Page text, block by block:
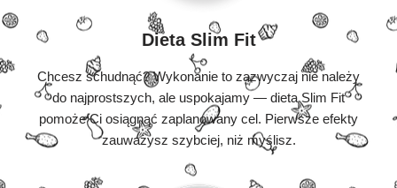
Dieta Slim Fit
Chcesz schudnąć? Wykonanie to zazwyczaj nie należy
do najprostszych, ale uspokajamy — dieta Slim Fit
pomoże Ci osiągnąć zaplanowany cel. Pierwsze efekty
zauważysz szybciej, niż myślisz.